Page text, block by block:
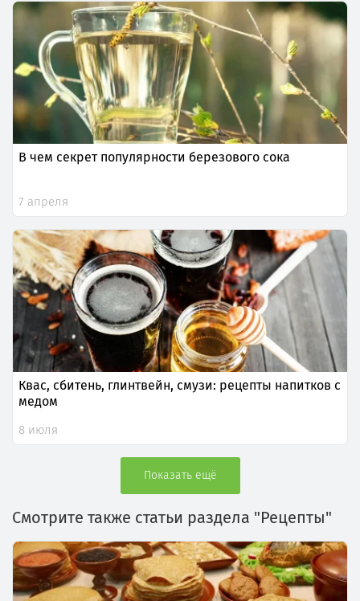
В чем секрет популярности березового сока
7 апреля
Квас, сбитень, глинтвейн, смузи: рецепты напитков с
медом
8 июля
Показать ещё
Смотрите также статьи раздела "Рецепты"